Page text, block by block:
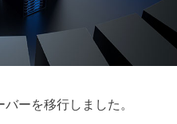
ーを移行しました。